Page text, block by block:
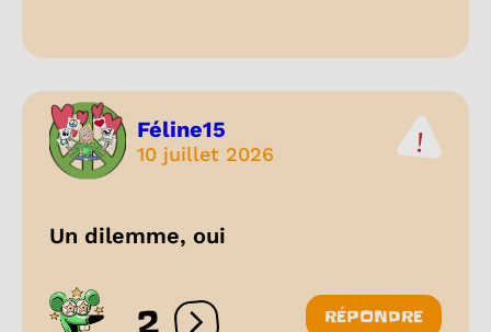
Féline15
10 juillet 2026
Un dilemme, oui
RÉPONDRE